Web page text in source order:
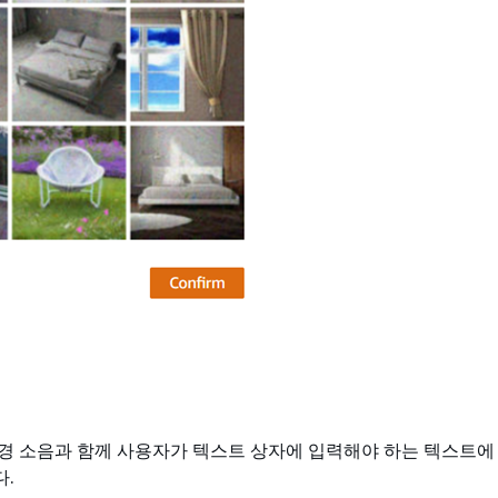
소음과 함께 사용자가 텍스트 상자에 입력해야 하는 텍스트에
.